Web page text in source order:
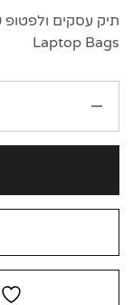
Laptop Bags